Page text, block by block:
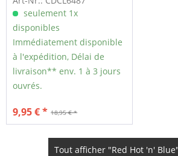
seulement 1x
disponibles
Immédiatement disponible
à l'expédition, Délai de
livraison** env. 1 à 3 jours
ouvrés.
18,95 € *
9,95 € *
Tout afficher "Red Hot 'n'